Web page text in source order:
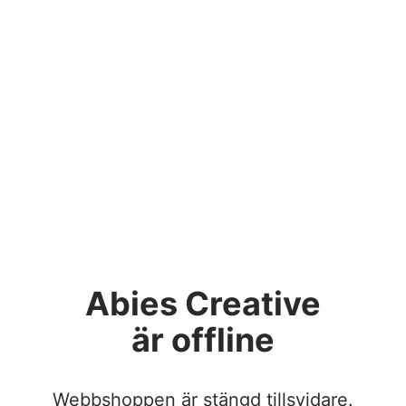
Abies Creative
är offline
Webbshoppen är stängd tillsvidare.